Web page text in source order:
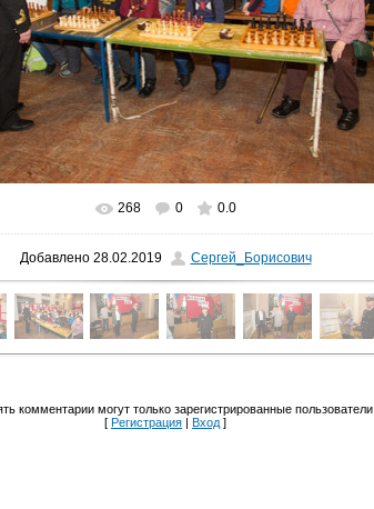
В реальном размере 1024x683
268 0 0.0
Добавлено28.02.2019 Сергей_Борисович
комментарии могут только зарегистрированные пользователи.
[ Регистрация | Вход ]